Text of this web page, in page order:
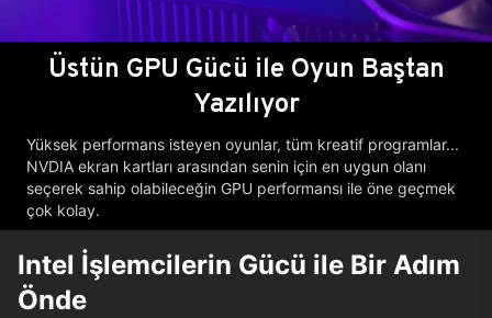
Üstün GPU Gücü ile Oyun Baştan
Yazılıyor
Yüksek performans isteyen oyunlar, tüm kreatif programlar...
NVDIA ekran kartları arasından senin için en uygun olanı
seçerek sahip olabileceğin GPU performansı ile öne geçmek
çok kolay.
Intel İşlemcilerin Gücü ile Bir Adım
Önde